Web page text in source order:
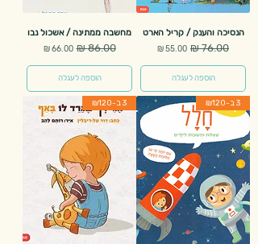
הנסיכה והענק / קריל הארט
מחיר רגיל מחיר מבצע
הוספה לעגלה
מחשבה ממתינה / אשכול נבו
מחיר רגיל‏86.00 ‏₪ מחיר מבצע‏66.00 ‏₪
הוספה לעגלה
3 ב-₪120 3 ב-₪120